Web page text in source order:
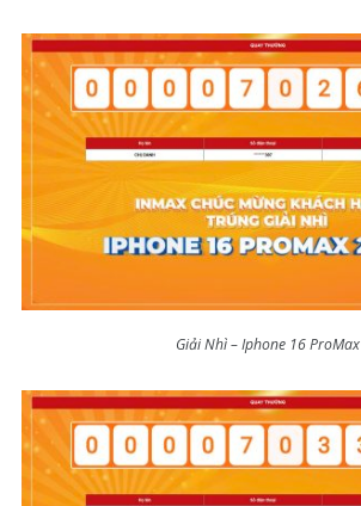
Giải Nhì – Iphone 16 ProMax